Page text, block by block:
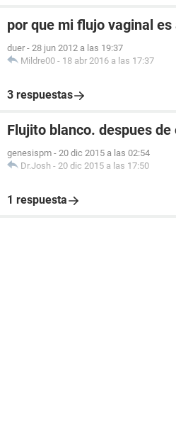
por que mi flujo vaginal es
duer - 28 jun 2012 a las 19:37
Mildre00 - 18 abr 2016 a las 17:37
3 respuestas
Flujito blanco. despues de
genesispm - 20 dic 2015 a las 02:54
Dr.Josh - 20 dic 2015 a las 17:50
1 respuesta